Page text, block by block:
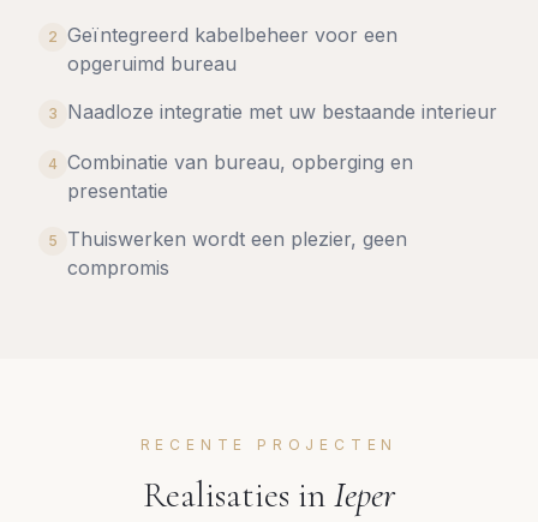
2 Geïntegreerd kabelbeheer voor een
opgeruimd bureau
3 Naadloze integratie met uw bestaande interieur
4 Combinatie van bureau, opberging en
presentatie
5
Thuiswerken wordt een plezier, geen
compromis
RECENTE PROJECTEN
Realisaties inIeper